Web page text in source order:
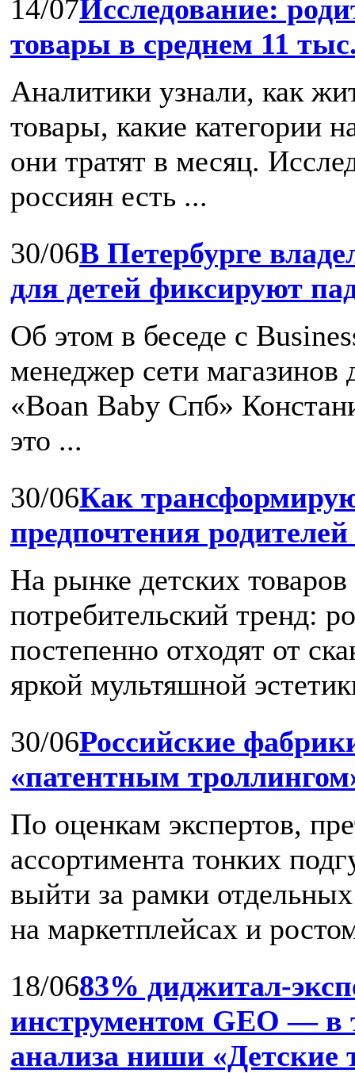
14/07Исследование:
товары в среднем 11
Аналитики узнали, как
товары, какие категории
они тратят в месяц.
россиян есть ...
30/06В Петербурге
для детей фиксируют
Об этом в беседе с
менеджер cети магазинов
«Boan Baby Спб»
это ...
30/06Как
предпочтения
На рынке детских
потребительский тренд:
постепенно отходят от
яркой мультяшной
30/06Российские
«патентным
По оценкам экспертов,
ассортимента тонких
выйти за рамки
на маркетплейсах и
18/0683%
инструментом GEO — в
анализа ниши «Детские